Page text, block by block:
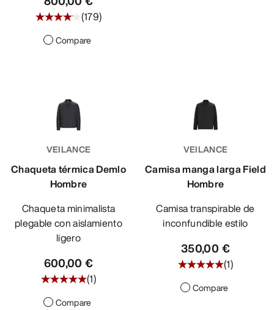
(179)
Compare
VEILANCE
Chaqueta térmica Demlo
Hombre
Chaqueta minimalista
plegable con aislamiento
ligero
600,00 €
(1)
Compare
VEILANCE
Camisa manga larga Field
Hombre
Camisa transpirable de
inconfundible estilo
350,00 €
(1)
Compare